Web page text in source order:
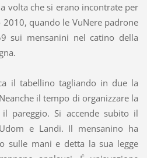
volta che si erano incontrate per
quando le VuNere padrone
sui mensanini nel catino della
il tabellino tagliando in due la
il tempo di organizzare la
pareggio. Si accende subito il
e Landi. Il mensanino ha
sulle mani e detta la sua legge